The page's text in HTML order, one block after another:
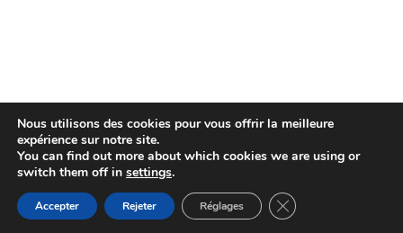
Nous utilisons des cookies pour vous offrir la meilleure
expérience sur notre site.
You can find out more about which cookies we are using or
switch them off in settings.
Accepter Rejeter Réglages Fermer la bannière